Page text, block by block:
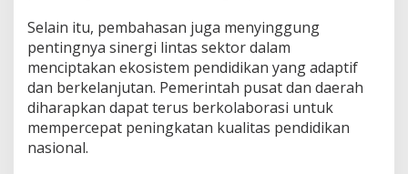
Selain itu, pembahasan juga menyinggung
pentingnya sinergi lintas sektor dalam
menciptakan ekosistem pendidikan yang adaptif
dan berkelanjutan. Pemerintah pusat dan daerah
diharapkan dapat terus berkolaborasi untuk
mempercepat peningkatan kualitas pendidikan
nasional.